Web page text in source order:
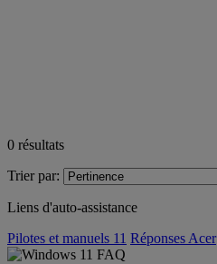
0 résultats
Trier par:
Liens d'auto-assistance
Pilotes et manuels 11 Réponses Acer